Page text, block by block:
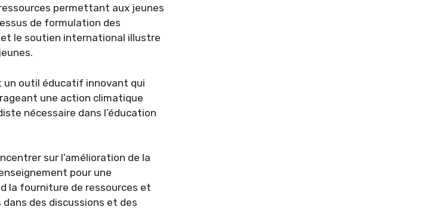
permettant aux jeunes
de formulation des
le soutien international illustre
un outil éducatif innovant qui
une action climatique
nécessaire dans l’éducation
sur l’amélioration de la
pour une
la fourniture de ressources et
des discussions et des